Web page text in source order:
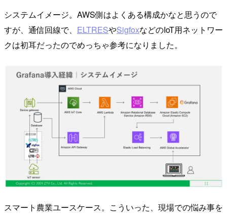
システムイメージ。AWS側はよくある構成かなと思うので
すが、通信回線で、 ELTRESやSigfoxなどのIoT用ネットワー
クは初耳だったのでめっちゃ参考になりました。
スマート農業ユースケース。こういった、現場での悩み事を